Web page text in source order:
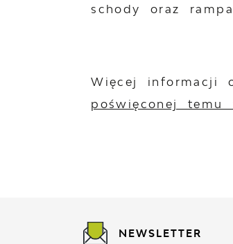
schody oraz
Więcej informacji
poświęconej temu
NEWSLETTER